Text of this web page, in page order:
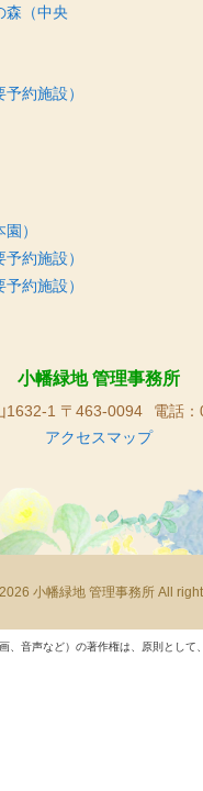
森（中央
約施設）
）
約施設）
約施設）
小幡緑地 管理事務所
1632-1 〒463-0094 電話
アクセスマップ
小幡緑地 管理事務所 All
、音声など）の著作権は、原則として